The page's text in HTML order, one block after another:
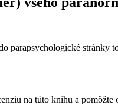
parapsychologické stránky
na túto knihu a pomôžte